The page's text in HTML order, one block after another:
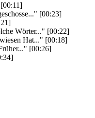
[00:11]
[00:23]
Wörter..." [00:22]
Hat..." [00:18]
[00:26]